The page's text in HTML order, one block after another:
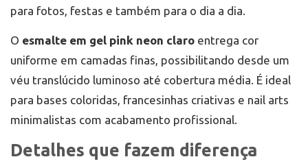
para fotos, festas e também para o dia a dia.
O esmalte em gel pink neon claro entrega cor
uniforme em camadas finas, possibilitando desde um
véu translúcido luminoso até cobertura média. É ideal
para bases coloridas, francesinhas criativas e nail arts
minimalistas com acabamento profissional.
Detalhes que fazem diferença